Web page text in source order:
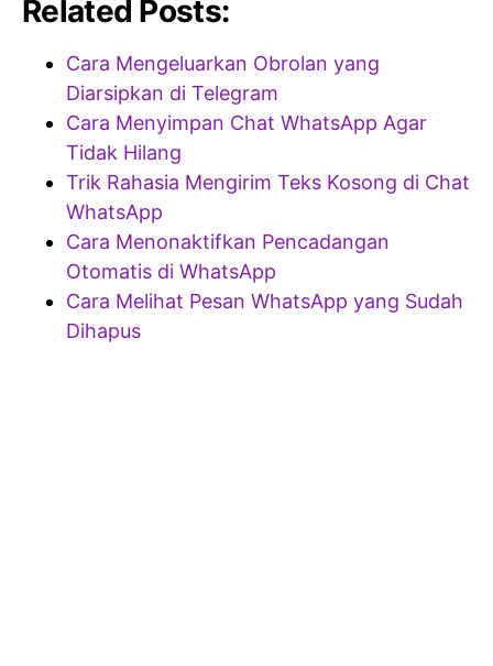
Related Posts:
Cara Mengeluarkan Obrolan yang
Diarsipkan di Telegram
Cara Menyimpan Chat WhatsApp Agar
Tidak Hilang
Trik Rahasia Mengirim Teks Kosong di Chat
WhatsApp
Cara Menonaktifkan Pencadangan
Otomatis di WhatsApp
Cara Melihat Pesan WhatsApp yang Sudah
Dihapus